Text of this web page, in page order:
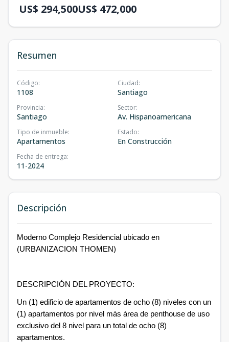
US$ 294,500US$ 472,000
Resumen
Código:
1108
Ciudad:
Santiago
Provincia:
Santiago
Sector:
Av. Hispanoamericana
Tipo de inmueble:
Apartamentos
Estado:
En Construcción
Fecha de entrega:
11-2024
Descripción
Moderno Complejo Residencial ubicado en
(URBANIZACION THOMEN)
DESCRIPCIÓN DEL PROYECTO:
Un (1) edificio de apartamentos de ocho (8) niveles con un
(1) apartamentos por nivel más área de penthouse de uso
exclusivo del 8 nivel para un total de ocho (8)
apartamentos.